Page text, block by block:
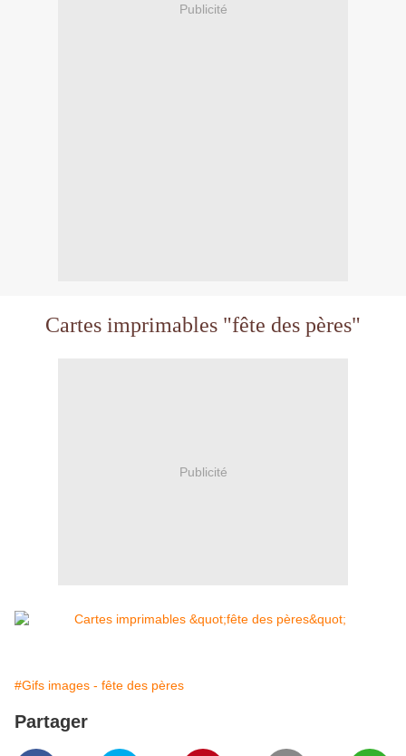
Publicité
Cartes imprimables "fête des pères"
Publicité
#Gifs images - fête des pères
Partager